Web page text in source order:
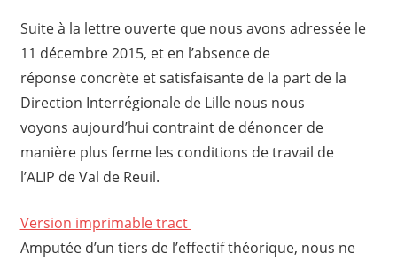
Suite à la lettre ouverte que nous avons adressée le
11 décembre 2015, et en l’absence de
réponse concrète et satisfaisante de la part de la
Direction Interrégionale de Lille nous nous
voyons aujourd’hui contraint de dénoncer de
manière plus ferme les conditions de travail de
l’ALIP de Val de Reuil.
Version imprimable tract
Amputée d’un tiers de l’effectif théorique, nous ne